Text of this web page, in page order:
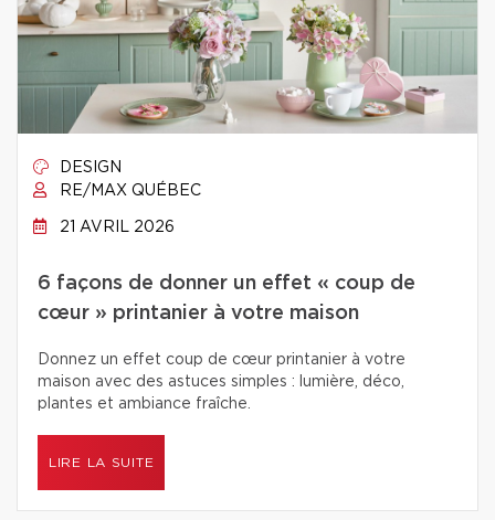
DESIGN
RE/MAX QUÉBEC
21 AVRIL 2026
6 façons de donner un effet « coup de
cœur » printanier à votre maison
Donnez un effet coup de cœur printanier à votre
maison avec des astuces simples : lumière, déco,
plantes et ambiance fraîche.
LIRE LA SUITE